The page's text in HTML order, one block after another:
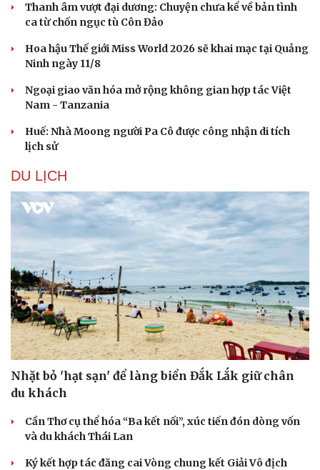
Thanh âm vượt đại dương: Chuyện chưa kể về bản tình
ca từ chốn ngục tù Côn Đảo
Hoa hậu Thế giới Miss World 2026 sẽ khai mạc tại Quảng
Ninh ngày 11/8
Ngoại giao văn hóa mở rộng không gian hợp tác Việt
Nam - Tanzania
Huế: Nhà Moong người Pa Cô được công nhận di tích
lịch sử
DU LỊCH
Nhặt bỏ 'hạt sạn' để làng biển Đắk Lắk giữ chân
du khách
Cần Thơ cụ thể hóa “Ba kết nối”, xúc tiến đón dòng vốn
và du khách Thái Lan
Ký kết hợp tác đăng cai Vòng chung kết Giải Vô địch